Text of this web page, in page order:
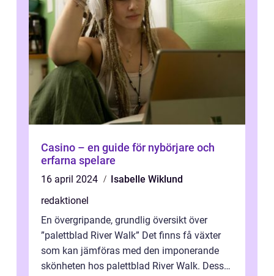
Casino – en guide för nybörjare och
erfarna spelare
16 april 2024
Isabelle Wiklund
redaktionel
En övergripande, grundlig översikt över
”palettblad River Walk” Det finns få växter
som kan jämföras med den imponerande
skönheten hos palettblad River Walk. Dess